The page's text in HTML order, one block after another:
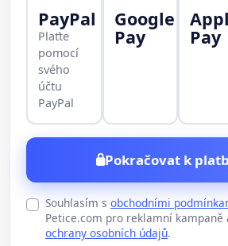
PayPal
Plaťte
pomocí
svého
účtu
PayPal
Google
Pay Pay
Pokračovat k
Souhlasím s obchodními
Petice.com pro reklamní kampaně
ochrany osobních údajů.